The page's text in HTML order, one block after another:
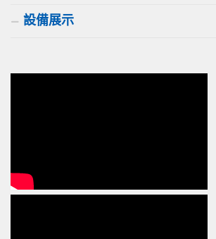
設備展示